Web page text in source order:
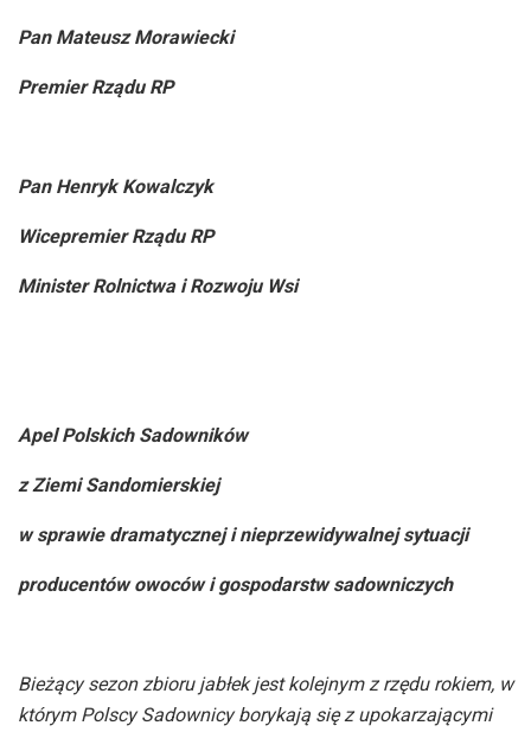
Pan Mateusz Morawiecki
Premier Rządu RP
Pan Henryk Kowalczyk
Wicepremier Rządu RP
Minister Rolnictwa i Rozwoju Wsi
Apel Polskich Sadowników
z Ziemi Sandomierskiej
w sprawie dramatycznej i nieprzewidywalnej sytuacji
producentów owoców i gospodarstw sadowniczych
Bieżący sezon zbioru jabłek jest kolejnym z rzędu rokiem, w
którym Polscy Sadownicy borykają się z upokarzającymi